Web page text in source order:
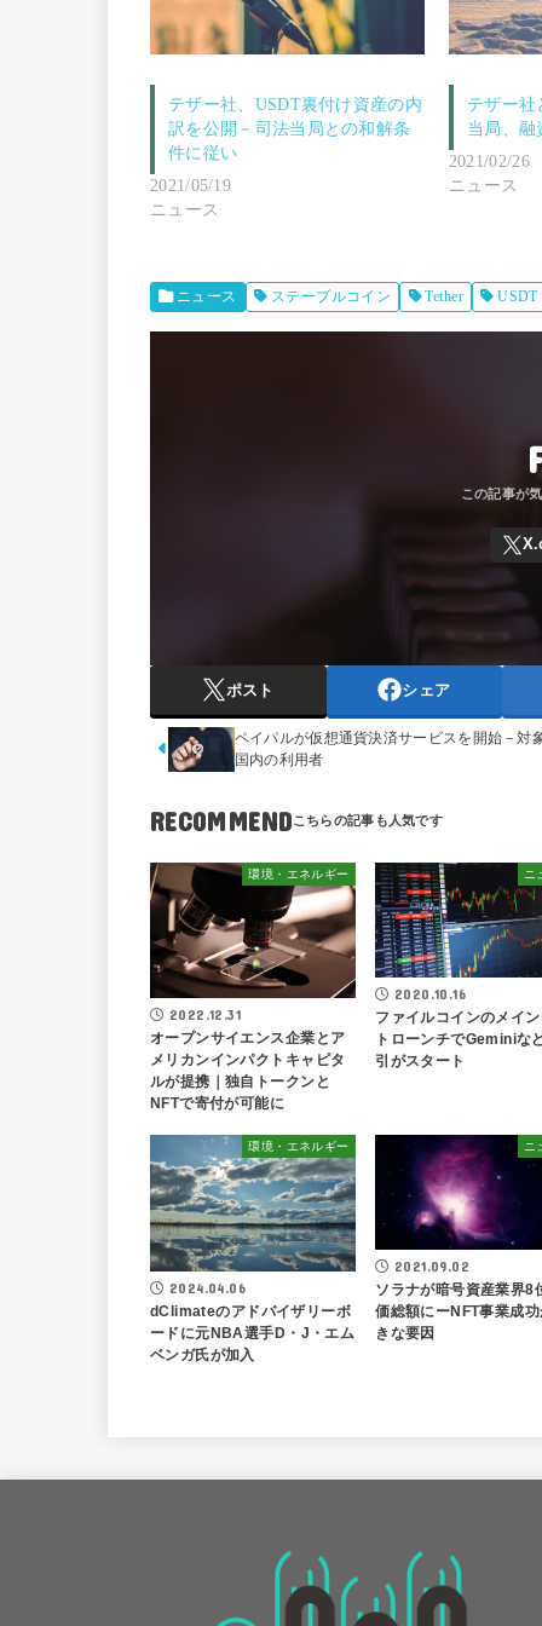
テザー社、USDT裏付け資産の内
訳を公開－司法当局との和解条
件に従い
2021/05/19
ニュース
テザー社
当局、融
2021/02/26
ニュース
ニュース ステーブルコイン Tether USDT
ポスト シェア
ペイパルが仮想通貨決済サービスを開始－対
国内の利用者
RECOMMEND
環境・エネルギー
2022.12.31
オープンサイエンス企業とア
メリカンインパクトキャピタ
ルが提携｜独自トークンと
NFTで寄付が可能に
ニ
2020.10.16
ファイルコインのメイ
トローンチでGeminiな
引がスタート
環境・エネルギー
2024.04.06
dClimateのアドバイザリーボ
ードに元NBA選手D・J・エム
ベンガ氏が加入
ニ
2021.09.02
ソラナが暗号資産業界8
価総額にーNFT事業成
きな要因